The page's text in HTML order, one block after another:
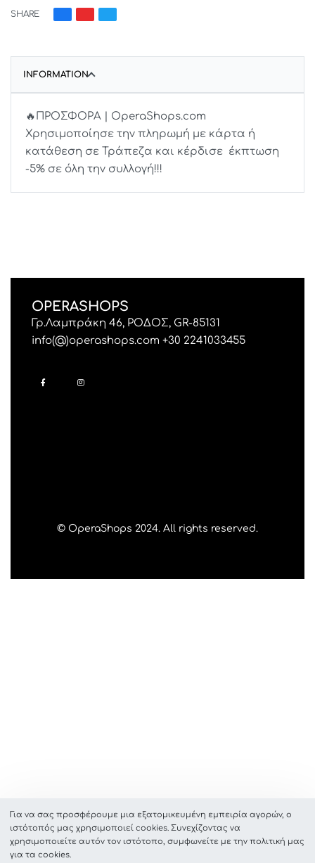
SHARE
INFORMATION
🔥ΠΡΟΣΦΟΡΑ | OperaShops.com
Χρησιμοποίησε την πληρωμή με κάρτα ή
κατάθεση σε Τράπεζα και κέρδισε έκπτωση
-5% σε όλη την συλλογή!!!
OPERASHOPS
Γρ.Λαμπράκη 46, ΡΟΔΟΣ, GR-85131
info(@)operashops.com +30 2241033455
© OperaShops 2024. All rights reserved.
Για να σας προσφέρουμε μια εξατομικευμένη εμπειρία αγορών, ο
ιστότοπός μας χρησιμοποιεί cookies. Συνεχίζοντας να
χρησιμοποιείτε αυτόν τον ιστότοπο, συμφωνείτε με την πολιτική μας
για τα cookies.